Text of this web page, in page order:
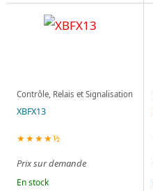
Contrôle, Relais et Signalisation
XBFX13
★★★★½
Prix sur demande
En stock